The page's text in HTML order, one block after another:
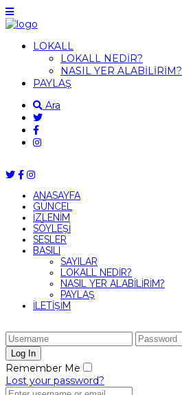
LOKALL
LOKALL NEDİR?
NASIL YER ALABİLİRİM?
PAYLAŞ
Ara
ANASAYFA
GÜNCEL
İZLENİM
SÖYLEŞİ
SESLER
BASILI
SAYILAR
LOKALL NEDİR?
NASIL YER ALABİLİRİM?
PAYLAŞ
İLETİŞİM
Remember Me
Lost your password?